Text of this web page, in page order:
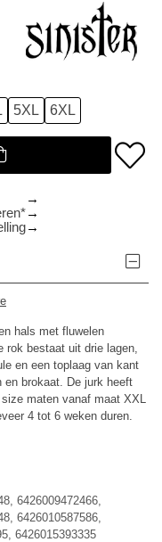
5XL 6XL
hals met fluwelen
rok bestaat uit drie lagen,
en een toplaag van kant
en brokaat. De jurk heeft
maten vanaf maat XXL
4 tot 6 weken duren.
6426009472466,
6426010587586,
6426015393335